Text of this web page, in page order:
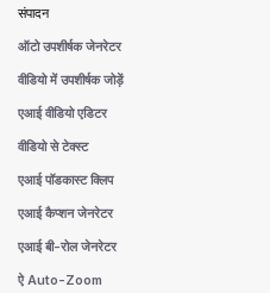
संपादन
ऑटो उपशीर्षक जेनरेटर
वीडियो में उपशीर्षक जोड़ें
एआई वीडियो एडिटर
वीडियो से टेक्स्ट
एआई पॉडकास्ट क्लिप
एआई कैप्शन जेनरेटर
एआई बी-रोल जेनरेटर
ऐ Auto-Zoom